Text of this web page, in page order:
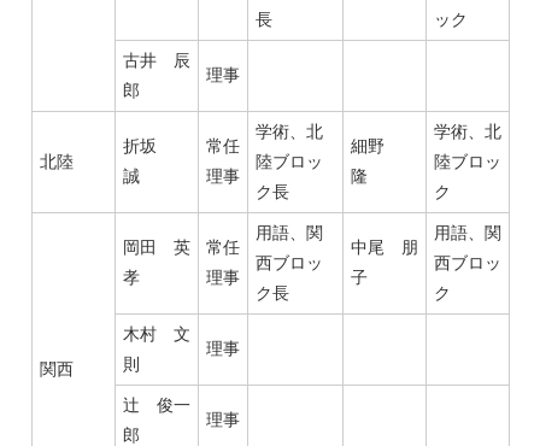
長
ック
古井 辰
郎
理事
北陸
折坂
誠
常任
理事
学術、北
陸ブロッ
ク長
細野
隆
学術、北
陸ブロッ
ク
関西
岡田 英
孝
常任
理事
用語、関
西ブロッ
ク長
中尾 朋
子
用語、関
西ブロッ
ク
木村 文
則
理事
辻 俊一
郎
理事